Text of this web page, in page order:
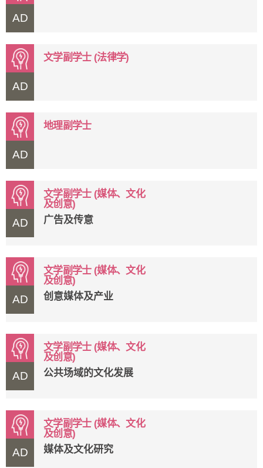
AD
AD
文学副学士 (法律学)
AD
地理副学士
AD
文学副学士 (媒体、文化
及创意)
广告及传意
AD
文学副学士 (媒体、文化
及创意)
创意媒体及产业
AD
文学副学士 (媒体、文化
及创意)
公共场域的文化发展
AD
文学副学士 (媒体、文化
及创意)
媒体及文化研究